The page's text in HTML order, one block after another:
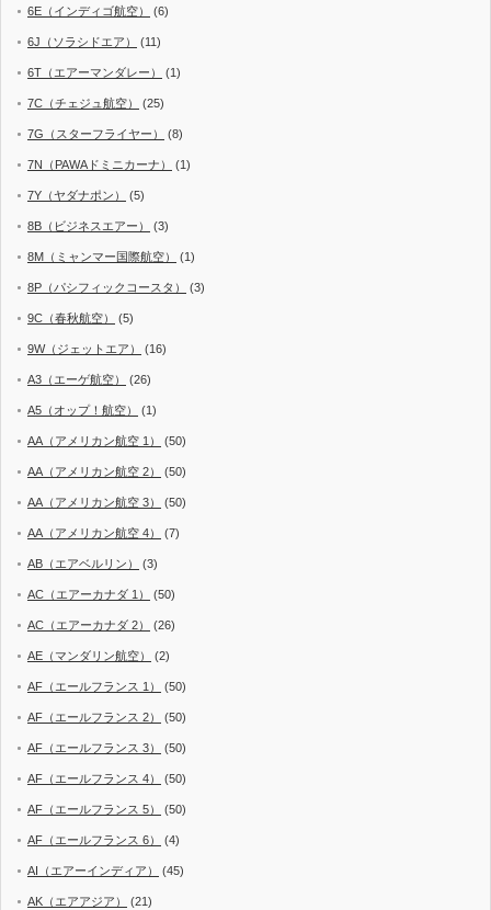
6E（インディゴ航空） (6)
6J（ソラシドエア） (11)
6T（エアーマンダレー） (1)
7C（チェジュ航空） (25)
7G（スターフライヤー） (8)
7N（PAWAドミニカーナ） (1)
7Y（ヤダナポン） (5)
8B（ビジネスエアー） (3)
8M（ミャンマー国際航空） (1)
8P（パシフィックコースタ） (3)
9C（春秋航空） (5)
9W（ジェットエア） (16)
A3（エーゲ航空） (26)
A5（オップ！航空） (1)
AA（アメリカン航空 1） (50)
AA（アメリカン航空 2） (50)
AA（アメリカン航空 3） (50)
AA（アメリカン航空 4） (7)
AB（エアベルリン） (3)
AC（エアーカナダ 1） (50)
AC（エアーカナダ 2） (26)
AE（マンダリン航空） (2)
AF（エールフランス 1） (50)
AF（エールフランス 2） (50)
AF（エールフランス 3） (50)
AF（エールフランス 4） (50)
AF（エールフランス 5） (50)
AF（エールフランス 6） (4)
AI（エアーインディア） (45)
AK（エアアジア） (21)